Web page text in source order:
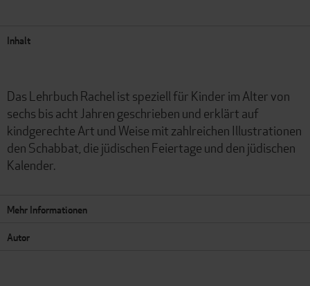
Inhalt
Das Lehrbuch Rachel ist speziell für Kinder im Alter von
sechs bis acht Jahren geschrieben und erklärt auf
kindgerechte Art und Weise mit zahlreichen Illustrationen
den Schabbat, die jüdischen Feiertage und den jüdischen
Kalender.
Mehr Informationen
Autor